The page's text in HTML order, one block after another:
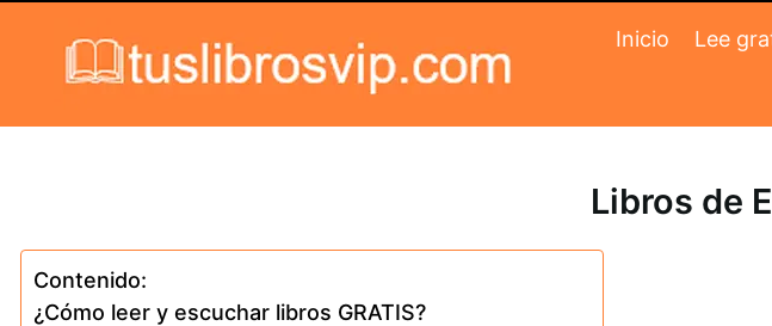
Inicio Lee
Libros de
Contenido:
¿Cómo leer y escuchar libros GRATIS?